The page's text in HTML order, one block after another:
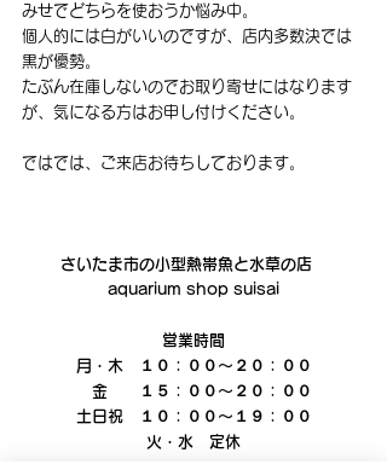
みせでどちらを使おうか悩み中。
個人的には白がいいのですが、店内多数決では
黒が優勢。
たぶん在庫しないのでお取り寄せにはなります
が、気になる方はお申し付けください。
ではでは、ご来店お待ちしております。
さいたま市の小型熱帯魚と水草の店
aquarium shop suisai
営業時間
月・木　１０：００～２０：００
金　　１５：００～２０：００
土日祝　１０：００～１９：００
火・水　定休